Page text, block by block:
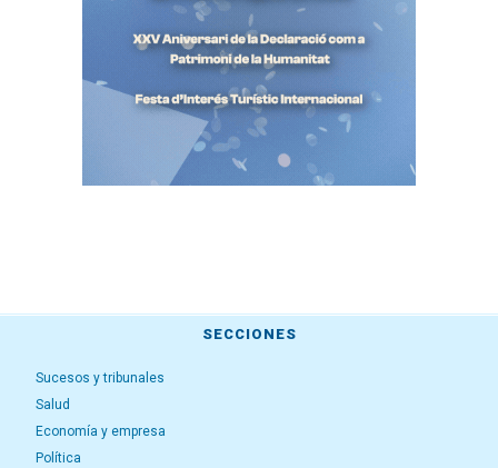
SECCIONES
Sucesos y tribunales
Salud
Economía y empresa
Política